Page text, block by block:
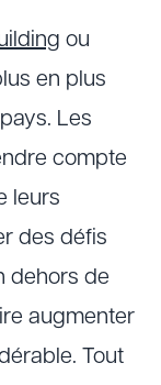
ou
en plus
Les
compte
leurs
des défis
dehors de
augmenter
Tout